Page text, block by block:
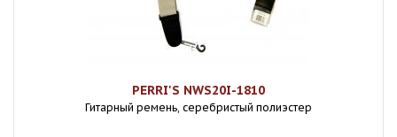
PERRI'S NWS20I-1810
Гитарный ремень, серебристый полиэстер